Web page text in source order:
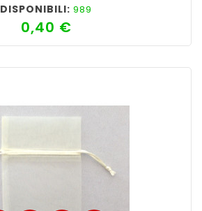
DISPONIBILI: 989
0,40 €Prezzo